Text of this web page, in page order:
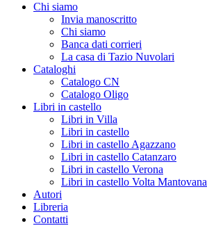
Chi siamo
Invia manoscritto
Chi siamo
Banca dati corrieri
La casa di Tazio Nuvolari
Cataloghi
Catalogo CN
Catalogo Oligo
Libri in castello
Libri in Villa
Libri in castello
Libri in castello Agazzano
Libri in castello Catanzaro
Libri in castello Verona
Libri in castello Volta Mantovana
Autori
Libreria
Contatti